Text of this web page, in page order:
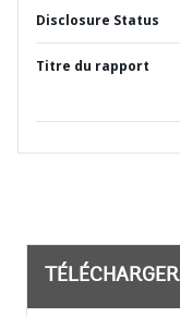
Disclosure Status
Titre du rapport
TÉLÉCHARGER